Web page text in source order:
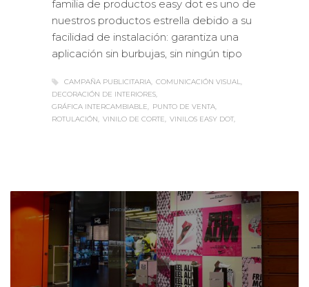
nuestros productos estrella debido a su
facilidad de instalación: garantiza una
aplicación sin burbujas, sin ningún tipo
DECORACIÓN DE INTERIORES
GRÁFICA INTERCAMBIABLE PUNTO DE VENTA
ROTULACIÓN VINILO DE CORTE VINILOS EASY DOT